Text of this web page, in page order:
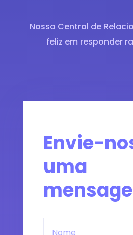
Nossa Central de
feliz em responder
Envie-
uma